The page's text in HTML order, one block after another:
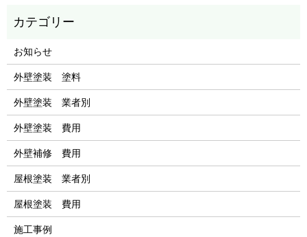
お知らせ
外壁塗装 塗料
外壁塗装 業者別
外壁塗装 費用
外壁補修 費用
屋根塗装 業者別
屋根塗装 費用
施工事例